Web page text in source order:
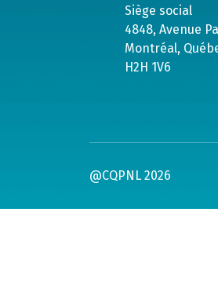
Siège social
4848, Avenue
Montréal,
H2H 1V6
@CQPNL 2026